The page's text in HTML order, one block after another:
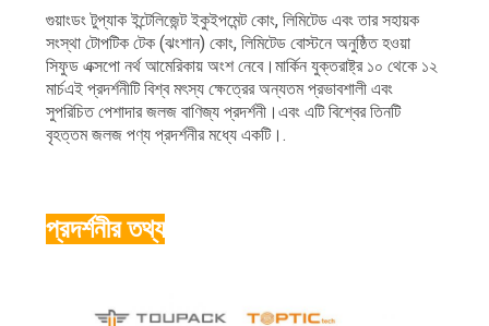
একটি
উদ্ধৃতি
অনুরোধ
করুন
সাইট
ম্যাপ
গোপনীয়তা
গুয়াংডং টুপ্যাক ইন্টেলিজেন্ট ইকুইপমেন্ট কোং, লিমিটেড এবং তার সহায়ক
সংস্থা টোপটিক টেক (ঝংশান) কোং, লিমিটেড বোস্টনে অনুষ্ঠিত হওয়া
সিফুড এক্সপো নর্থ আমেরিকায় অংশ নেবে।মার্কিন যুক্তরাষ্ট্র ১০ থেকে ১২
মার্চএই প্রদর্শনীটি বিশ্ব মৎস্য ক্ষেত্রের অন্যতম প্রভাবশালী এবং
সুপরিচিত পেশাদার জলজ বাণিজ্য প্রদর্শনী।এবং এটি বিশ্বের তিনটি
বৃহত্তম জলজ পণ্য প্রদর্শনীর মধ্যে একটি।.
প্রদর্শনীর তথ্য